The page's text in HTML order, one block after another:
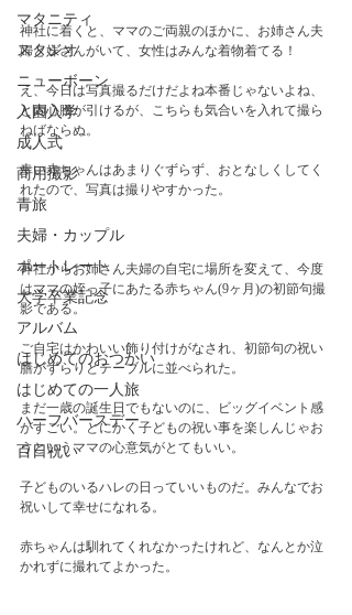
マタニティ
スタジオ
ニューボーン
入園入学
成人式
商用撮影
青旅
夫婦・カップル
ポートレート
大学卒業記念
アルバム
はじめてのおつかい
はじめての一人旅
ハーフバースデー
百日祝い
神社に着くと、ママのご両親のほかに、お姉さん夫
婦と妹さんがいて、女性はみんな着物着てる！
え、今日は写真撮るだけだよね本番じゃないよね、
と内心腰が引けるが、こちらも気合いを入れて撮ら
ねばならぬ。
幸い赤ちゃんはあまりぐずらず、おとなしくしてく
れたので、写真は撮りやすかった。
神社からお姉さん夫婦の自宅に場所を変えて、今度
はママの姪っ子にあたる赤ちゃん(9ヶ月)の初節句撮
影である。
ご自宅はかわいい飾り付けがなされ、初節句の祝い
膳がずらりとテーブルに並べられた。
まだ一歳の誕生日でもないのに、ビッグイベント感
がすごい。とにかく子どもの祝い事を楽しんじゃお
うというママの心意気がとてもいい。
子どものいるハレの日っていいものだ。みんなでお
祝いして幸せになれる。
赤ちゃんは馴れてくれなかったけれど、なんとか泣
かれずに撮れてよかった。